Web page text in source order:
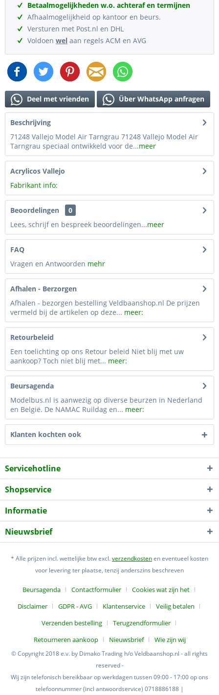
Betaalmogelijkheden w.o. achteraf en termijnen
Afhaalmogelijkheid op kantoor en beurs.
Versturen met Post.nl en DHL
Voldoen wel aan regels ACM en AVG
Deel met vrienden Über WhatsApp anfragen
Beschrijving
71248 Vallejo Model Air Tarngrau 71248 Vallejo Model Air
Tarngrau speciaal ontwikkeld voor de...meer
Acrylicos Vallejo
Fabrikant info:
Beoordelingen
0
Lees, schrijf en bespreek beoordelingen...meer
FAQ
Vragen en Antwoorden mehr
Afhalen - Berzorgen
Afhalen - bezorgen bestelling Veldbaanshop.nl De prijzen
vermeld bij de artikelen op deze... meer:
Retourbeleid
Een toelichting op ons Retour beleid Niet blij met uw
aankoop? Toch niet blij met... meer:
Beursagenda
Modelbus.nl is aanwezig op diverse beurzen in Nederland
en België. De NAMAC Ruildag en... meer:
Klanten kochten ook
Servicehotline
Shopservice
Informatie
Nieuwsbrief
* Alle prijzen incl. wettelijke btw excl.verzendkostenen eventueel kosten
voor levering ter plaatse, tenzij anderszins beschreven
Beursagenda Contactformulier
Cookies wat zijn het
Disclaimer
GDPR - AVG Klantenservice
Veilig betalen
Verzenden bestelling
Terugzendformulier
Retourneren aankoop
Nieuwsbrief Wie zijn wij
© Copyright 2018 e.v. by Dimako Trading h/o Veldbaanshop.nl - all rights
reserved -
Wij zijn telefonisch bereikbaar op werkdagen tussen 09:00 - 17:00 op ons
telefoonnummer (incl antwoordservice) 0718886188 |